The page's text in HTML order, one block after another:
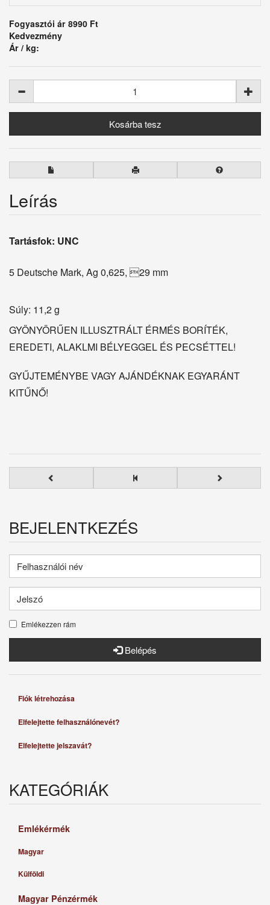
Fogyasztói ár 8990 Ft
Kedvezmény
Ár / kg:
Leírás
Tartásfok: UNC
5 Deutsche Mark, Ag 0,625, 29 mm
Súly: 11,2 g
GYÖNYÖRŰEN ILLUSZTRÁLT ÉRMÉS BORÍTÉK,
EREDETI, ALAKLMI BÉLYEGGEL ÉS PECSÉTTEL!
GYŰJTEMÉNYBE VAGY AJÁNDÉKNAK EGYARÁNT
KITŰNŐ!
BEJELENTKEZÉS
Emlékezzen rám
Belépés
Fiók létrehozása
Elfelejtette felhasználónevét?
Elfelejtette jelszavát?
KATEGÓRIÁK
Emlékérmék
Magyar
Külföldi
Magyar Pénzérmék